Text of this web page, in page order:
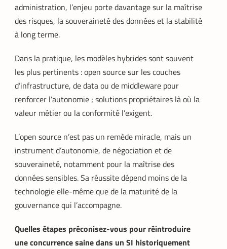
administration, l’enjeu porte davantage sur la maîtrise
des risques, la souveraineté des données et la stabilité
à long terme.
Dans la pratique, les modèles hybrides sont souvent
les plus pertinents : open source sur les couches
d’infrastructure, de data ou de middleware pour
renforcer l’autonomie ; solutions propriétaires là où la
valeur métier ou la conformité l’exigent.
L’open source n’est pas un remède miracle, mais un
instrument d’autonomie, de négociation et de
souveraineté, notamment pour la maîtrise des
données sensibles. Sa réussite dépend moins de la
technologie elle-même que de la maturité de la
gouvernance qui l’accompagne.
Quelles étapes préconisez-vous pour réintroduire
une concurrence saine dans un SI historiquement